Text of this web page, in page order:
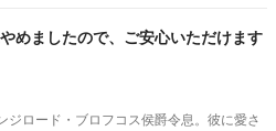
語。 「爵位契約の破棄とし
した」──その一言が、今を、すべてを変え
き合いいただければ幸いです。
めましたので、ご安心いただけます
ジロード・ブロフコス侯爵令息。彼に愛さ